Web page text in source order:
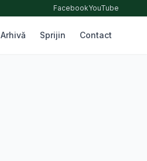
FacebookYouTube
Arhivă Sprijin Contact